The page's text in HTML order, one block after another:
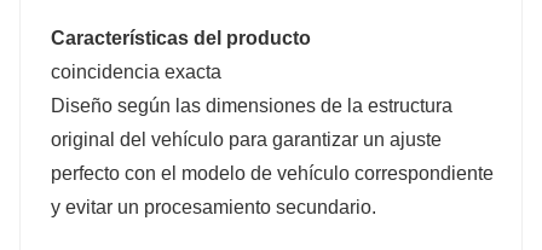
Características del producto
coincidencia exacta
Diseño según las dimensiones de la estructura
original del vehículo para garantizar un ajuste
perfecto con el modelo de vehículo correspondiente
y evitar un procesamiento secundario.